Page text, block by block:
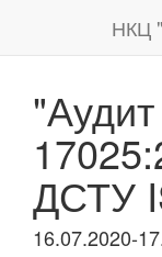
НКЦ
ДСТУ
16.07.2020-